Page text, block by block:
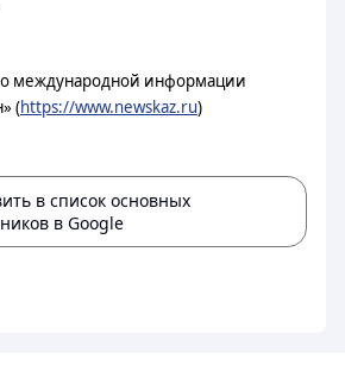
международной информации
(https://www.newskaz.ru)
в список основных
в Google